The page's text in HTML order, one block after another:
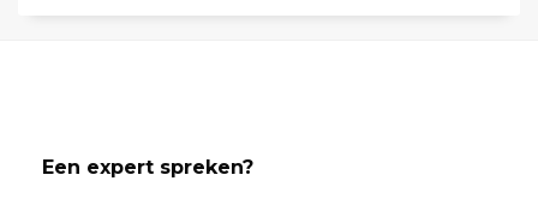
Een expert spreken?